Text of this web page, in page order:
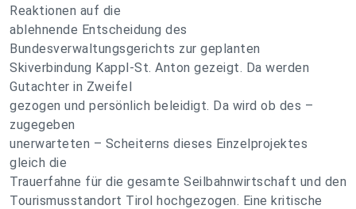
Reaktionen auf die
ablehnende Entscheidung des
Bundesverwaltungsgerichts zur geplanten
Skiverbindung Kappl-St. Anton gezeigt. Da werden
Gutachter in Zweifel
gezogen und persönlich beleidigt. Da wird ob des –
zugegeben
unerwarteten – Scheiterns dieses Einzelprojektes
gleich die
Trauerfahne für die gesamte Seilbahnwirtschaft und den
Tourismusstandort Tirol hochgezogen. Eine kritische